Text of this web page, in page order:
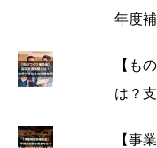
年度
【も
は？
【事